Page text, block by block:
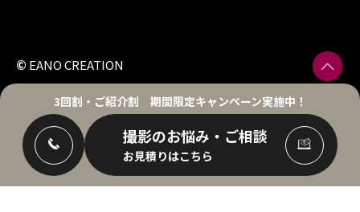
3回割・ご紹介割 期間限定キャンペーン実施中！
撮影のお悩み・ご相談
お見積りはこちら
© EANO CREATION